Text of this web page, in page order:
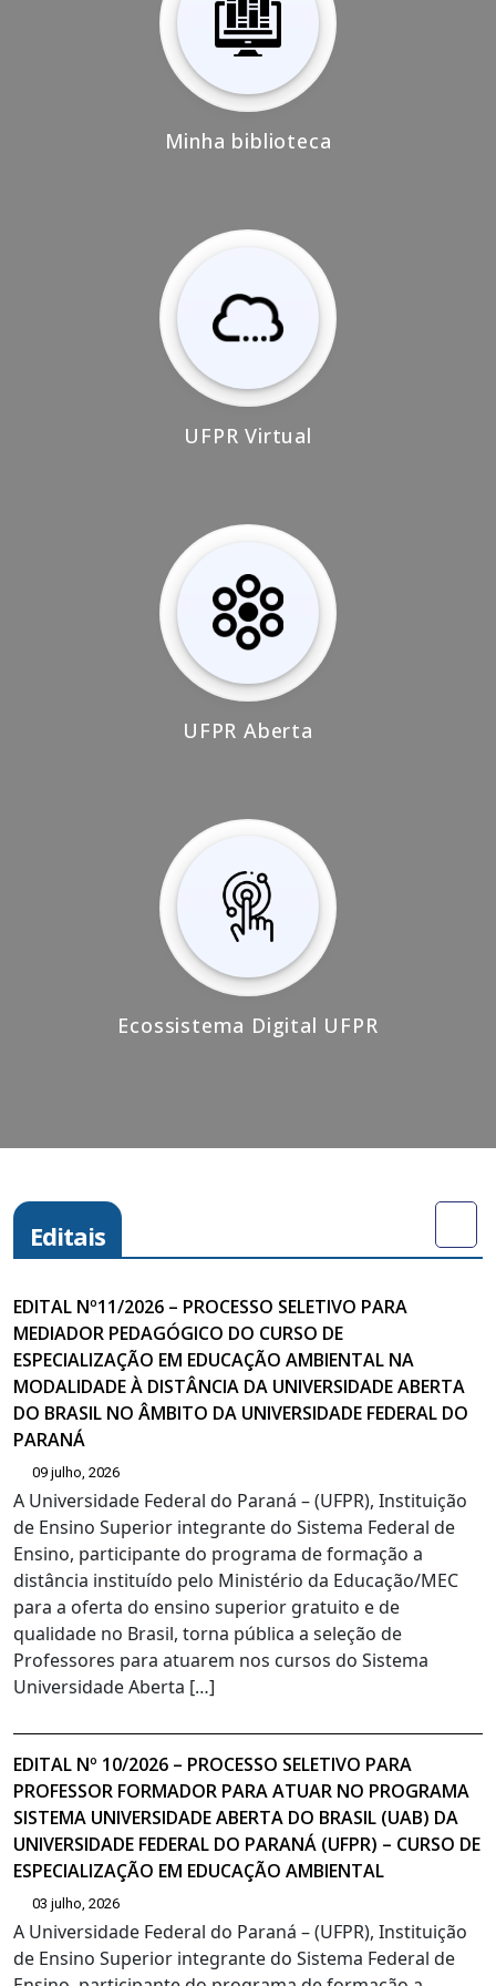
Minha biblioteca
UFPR Virtual
UFPR Aberta
Ecossistema Digital UFPR
Editais
EDITAL Nº11/2026 – PROCESSO SELETIVO PARA
MEDIADOR PEDAGÓGICO DO CURSO DE
ESPECIALIZAÇÃO EM EDUCAÇÃO AMBIENTAL NA
MODALIDADE À DISTÂNCIA DA UNIVERSIDADE ABERTA
DO BRASIL NO ÂMBITO DA UNIVERSIDADE FEDERAL DO
PARANÁ
09 julho, 2026
A Universidade Federal do Paraná – (UFPR), Instituição
de Ensino Superior integrante do Sistema Federal de
Ensino, participante do programa de formação a
distância instituído pelo Ministério da Educação/MEC
para a oferta do ensino superior gratuito e de
qualidade no Brasil, torna pública a seleção de
Professores para atuarem nos cursos do Sistema
Universidade Aberta […]
EDITAL Nº 10/2026 – PROCESSO SELETIVO PARA
PROFESSOR FORMADOR PARA ATUAR NO PROGRAMA
SISTEMA UNIVERSIDADE ABERTA DO BRASIL (UAB) DA
UNIVERSIDADE FEDERAL DO PARANÁ (UFPR) – CURSO DE
ESPECIALIZAÇÃO EM EDUCAÇÃO AMBIENTAL
03 julho, 2026
A Universidade Federal do Paraná – (UFPR), Instituição
de Ensino Superior integrante do Sistema Federal de